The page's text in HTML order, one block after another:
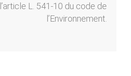
l’article L. 541-10 du code de
l’Environnement.